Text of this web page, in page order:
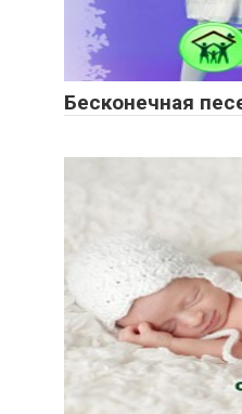
Бесконечная